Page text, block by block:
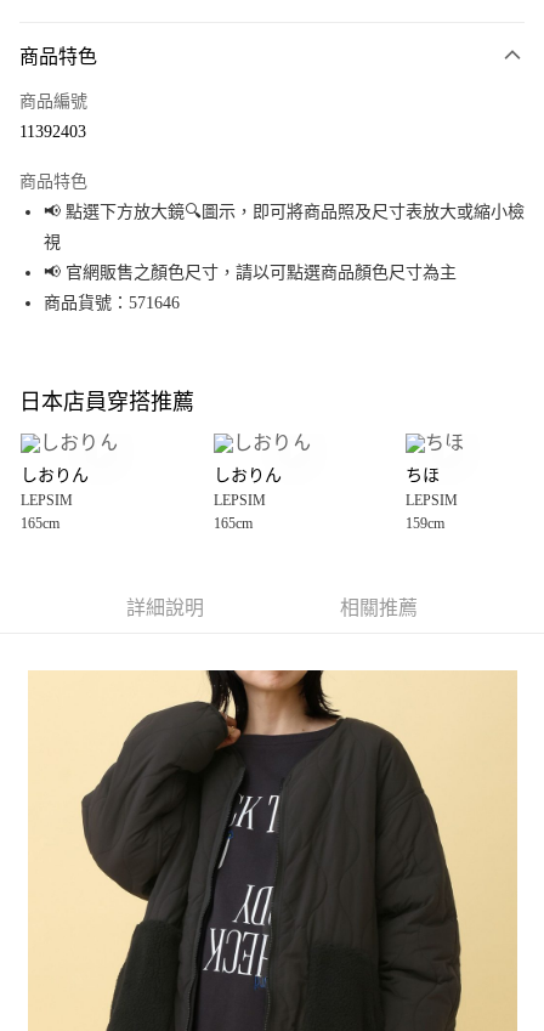
信用卡一次付款
Apple Pay
街口支付
悠遊付
全盈+PAY
大哥付你分期
【大哥付你分期使用說明】
1.本服務由台灣大哥大提供，台灣大哥大用戶可立即使用無須另外申請。
2.付款方式選擇「大哥付你分期」，訂單成立後會自動跳轉到大哥付的交易
3.實際核准額度、可分期數及費用金額請依後續交易確認頁面所載為準。
4.訂單成立30分鐘內，如未前往確認交易或遇審核未通過，訂單將自動取
1.分期款項不併入電信帳單，「大哥付你分期」於每月結算日後寄送繳費提
2.透過簡訊連結打開帳單後，可選擇「超商條碼／台灣大直營門市／銀行轉
帳／街口支付／iPASS MONEY」等通路繳費。
【注意事項】
1.本服務係由「台灣大哥大股份有限公司」（以下簡稱本公司）所提供，讓
用戶於交易時，得透過本服務購買商品或服務，並由商店將買賣／分期付款
買賣價金債權讓與本公司後，依約使用本公司帳單繳交帳款。
2.基於同意付款使用「大哥付你分期」之契約關係目的，商店將以您的個人
資料（包含姓名、電話或地址）提供予台灣大哥大進項蒐集、處理及利用，
由本公司與您本人進行分期帳單所需資料之確認、核對及更正。
3.完整用戶服務條款，請詳閱以下連結：
https://oppay.tw/userRule
AFTEE先享後付
３．安心：先確認商品／服務後，再付款。
【「AFTEE先享後付」結帳流程】
１．於結帳方式選擇「AFTEE先享後付」後，將跳轉至「AFTEE先享後付」
結帳頁面，進行簡訊認證並確認金額後，即可完成結帳。
２．訂單成立數日內，您將收到繳費通知簡訊。
３．收到繳費通知簡訊後14天內，點擊此簡訊中的連結，可透過四大超商／
ATM／網路銀行／等多元方式進行付款，方視為交易完成。
※ 請注意：結帳手續完成當下不需立刻繳費，但若您需要取消訂單，請聯絡
購買商品的店家。未經商家同意取消之訂單仍視為有效，需透過AFTEE先享
後付繳納相關費用。
※ 交易是否成功請以「AFTEE先享後付 」之結帳頁面顯示為準，若有關於
是否繳費成功／繳費後需取消欲退款等相關疑問，請聯繫「AFTEE先享後付
客戶支援中心」 https://netprotections.freshdesk.com/support/home
【注意事項】
１．透過由恩沛科技股份有限公司提供之「AFTEE先享後付」服務完成之交
每筆NT$80，滿NT$1,500(含以上)免運費
付款後 全家取貨
每筆NT$80，滿NT$1,500(含以上)免運費
7-11 取貨付款
每筆NT$80，滿NT$1,500(含以上)免運費
付款後 7-11取貨
每筆NT$80，滿NT$1,500(含以上)免運費
每筆NT$80，滿NT$1,500(含以上)免運費
商品特色
商品編號
11392403
商品特色
📢 點選下方放大鏡🔍圖示，即可將商品照及尺寸表放大或縮小檢
視
📢 官網販售之顏色尺寸，請以可點選商品顏色尺寸為主
商品貨號：571646
日本店員穿搭推薦
しおりん
LEPSIM
165cm
しおりん
LEPSIM
165cm
ちほ
LEPSIM
159cm
詳細說明 相關推薦